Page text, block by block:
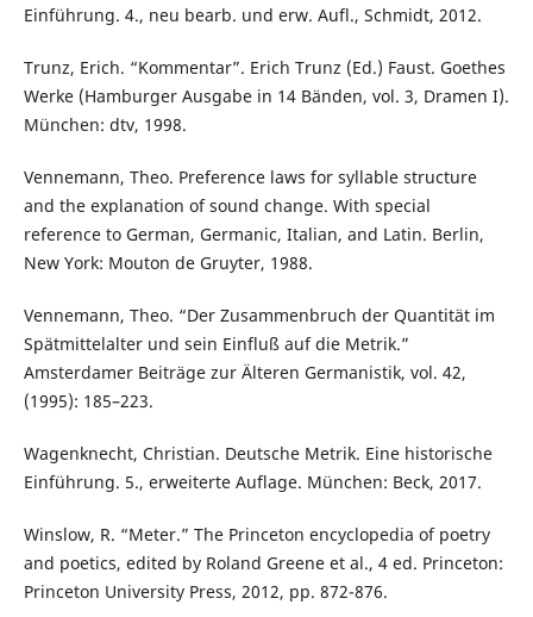
Einführung. 4., neu bearb. und erw. Aufl., Schmidt, 2012.
Trunz, Erich. “Kommentar”. Erich Trunz (Ed.) Faust. Goethes
Werke (Hamburger Ausgabe in 14 Bänden, vol. 3, Dramen I).
München: dtv, 1998.
Vennemann, Theo. Preference laws for syllable structure
and the explanation of sound change. With special
reference to German, Germanic, Italian, and Latin. Berlin,
New York: Mouton de Gruyter, 1988.
Vennemann, Theo. “Der Zusammenbruch der Quantität im
Spätmittelalter und sein Einfluß auf die Metrik.”
Amsterdamer Beiträge zur Älteren Germanistik, vol. 42,
(1995): 185–223.
Wagenknecht, Christian. Deutsche Metrik. Eine historische
Einführung. 5., erweiterte Auflage. München: Beck, 2017.
Winslow, R. “Meter.” The Princeton encyclopedia of poetry
and poetics, edited by Roland Greene et al., 4 ed. Princeton:
Princeton University Press, 2012, pp. 872-876.